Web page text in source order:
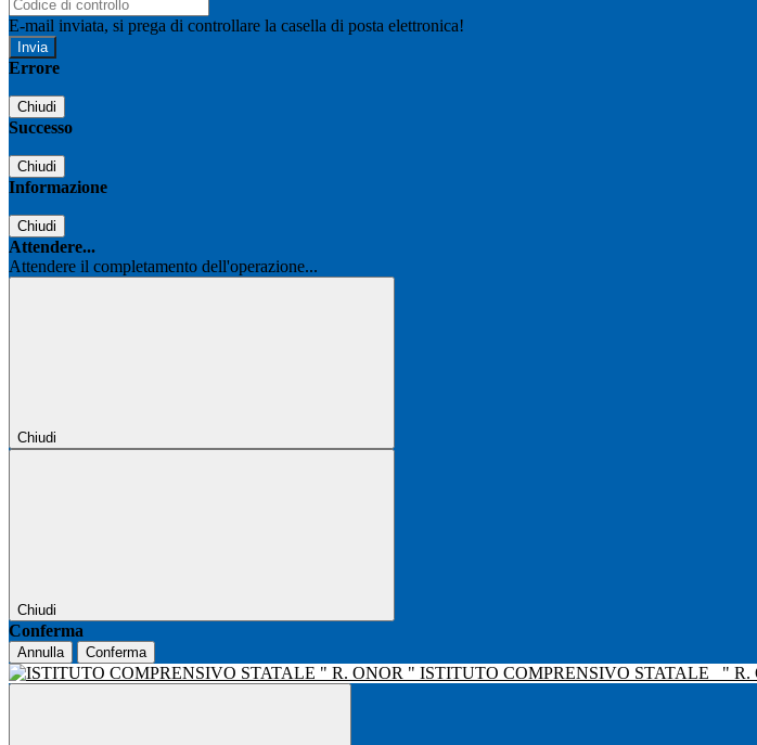
E-mail inviata, si prega di controllare la casella di posta elettronica!
Errore
Chiudi
Successo
Chiudi
Informazione
Chiudi
Attendere...
Attendere il completamento dell'operazione...
Chiudi
Chiudi
Conferma
Annulla Conferma
ISTITUTO COMPRENSIVO STATALE " R.